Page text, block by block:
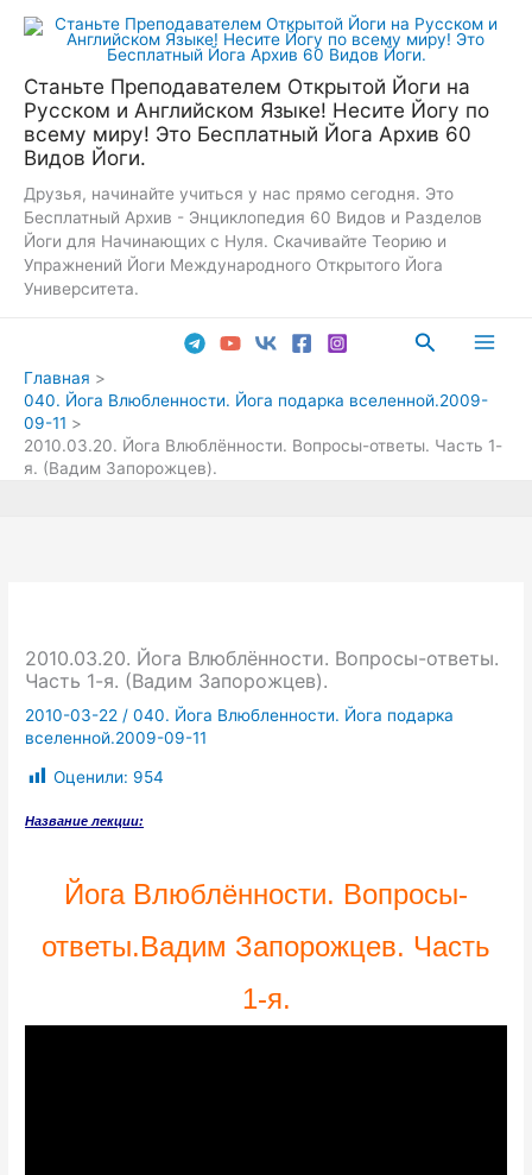
Перейти
Станьте Преподавателем Открытой Йоги на
Русском и Английском Языке! Несите Йогу по
всему миру! Это Бесплатный Йога Архив 60
Видов Йоги.
Друзья, начинайте учиться у нас прямо сегодня. Это
Бесплатный Архив - Энциклопедия 60 Видов и Разделов
Йоги для Начинающих с Нуля. Скачивайте Теорию и
Упражнений Йоги Международного Открытого Йога
Университета.
Поиск
Главная
040. Йога Влюбленности. Йога подарка вселенной.2009-
09-11
2010.03.20. Йога Влюблённости. Вопросы-ответы. Часть 1-
я. (Вадим Запорожцев).
2010.03.20. Йога Влюблённости. Вопросы-ответы.
Часть 1-я. (Вадим Запорожцев).
2010-03-22 /040. Йога Влюбленности. Йога подарка
вселенной.2009-09-11
Оценили: 954
Название лекции:
Йога Влюблённости. Вопросы-
ответы.Вадим Запорожцев. Часть
1-я.